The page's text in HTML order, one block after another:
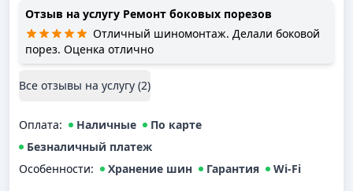
Отзыв на услугу Ремонт боковых порезов
Отличный шиномонтаж. Делали боковой
порез. Оценка отлично
Все отзывы на услугу (2)
Оплата: Наличные
По карте
Безналичный платеж
Особенности:
Хранение шин Гарантия Wi-Fi